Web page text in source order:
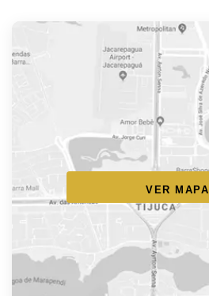
VER MAPA